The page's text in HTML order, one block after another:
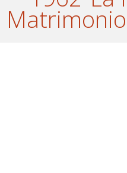
Matrimonio